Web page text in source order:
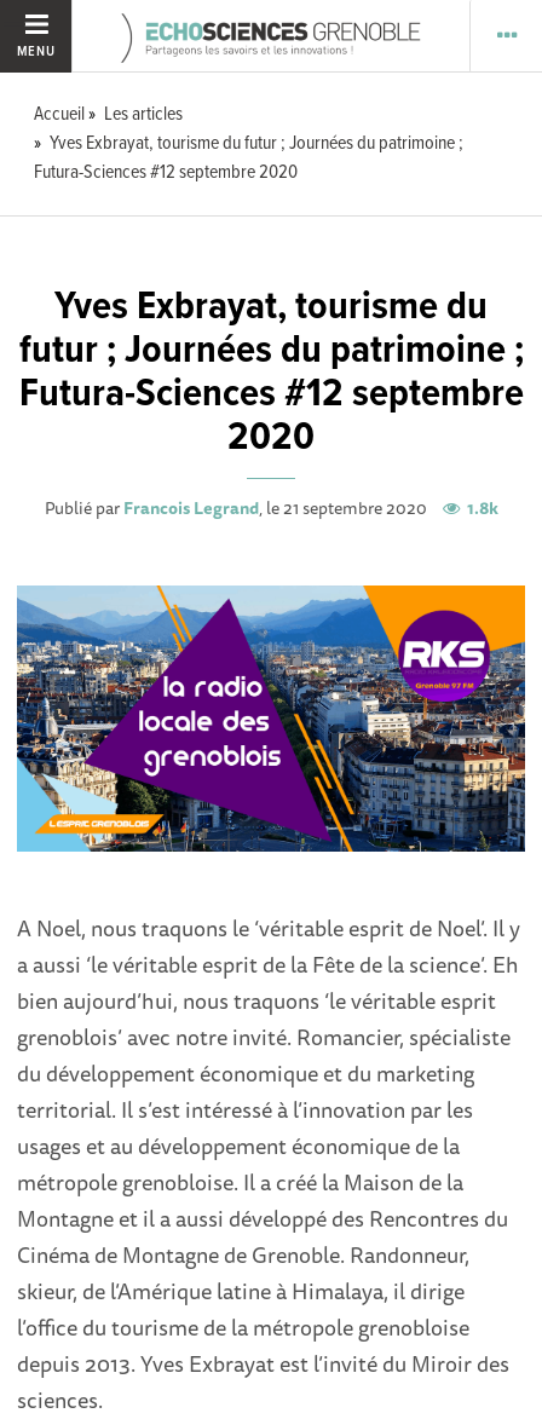
MENU
Accueil
Les articles
Yves Exbrayat, tourisme du futur ; Journées du patrimoine ;
Futura-Sciences #12 septembre 2020
Yves Exbrayat, tourisme du
futur ; Journées du patrimoine ;
Futura-Sciences #12 septembre
2020
Publié parFrancois Legrand, le 21 septembre 2020 1.8k
A Noel, nous traquons le ‘véritable esprit de Noel’. Il y
a aussi ‘le véritable esprit de la Fête de la science’. Eh
bien aujourd’hui, nous traquons ‘le véritable esprit
grenoblois’ avec notre invité. Romancier, spécialiste
du développement économique et du marketing
territorial. Il s’est intéressé à l’innovation par les
usages et au développement économique de la
métropole grenobloise. Il a créé la Maison de la
Montagne et il a aussi développé des Rencontres du
Cinéma de Montagne de Grenoble. Randonneur,
skieur, de l’Amérique latine à Himalaya, il dirige
l’office du tourisme de la métropole grenobloise
depuis 2013. Yves Exbrayat est l’invité du Miroir des
sciences.